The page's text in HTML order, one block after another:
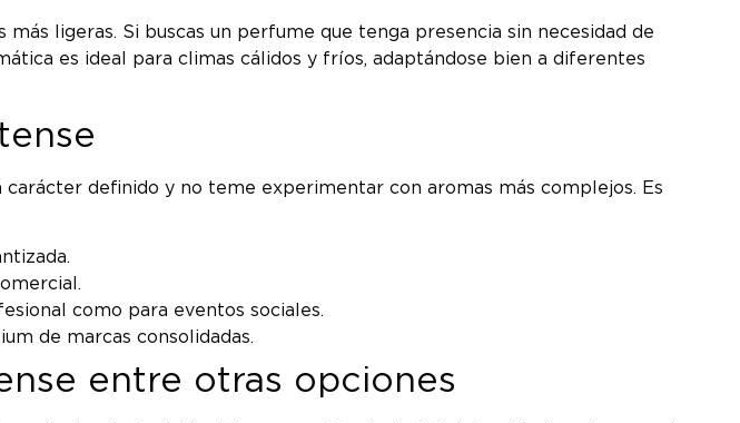
ligeras. Si buscas un perfume que tenga presencia sin necesidad de
es ideal para climas cálidos y fríos, adaptándose bien a diferentes
definido y no teme experimentar con aromas más complejos. Es
como para eventos sociales.
de marcas consolidadas.
entre otras opciones